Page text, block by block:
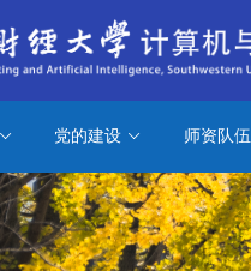
党的建设 师资队伍